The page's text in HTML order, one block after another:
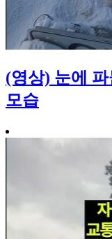
(영상) 눈에
모습